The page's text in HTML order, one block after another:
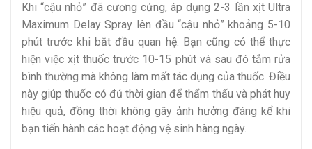
Khi “cậu nhỏ” đã cương cứng, áp dụng 2-3 lần xịt Ultra
Maximum Delay Spray lên đầu “cậu nhỏ” khoảng 5-10
phút trước khi bắt đầu quan hệ. Bạn cũng có thể thực
hiện việc xịt thuốc trước 10-15 phút và sau đó tắm rửa
bình thường mà không làm mất tác dụng của thuốc. Điều
này giúp thuốc có đủ thời gian để thẩm thấu và phát huy
hiệu quả, đồng thời không gây ảnh hưởng đáng kể khi
bạn tiến hành các hoạt động vệ sinh hàng ngày.